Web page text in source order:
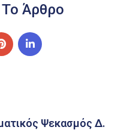
Άρθρο
Ψεκασμός Δ.